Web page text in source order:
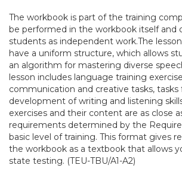
The workbook is part of the training
be performed in the workbook itself and
students as independent work.The
have a uniform structure, which allows
an algorithm for mastering diverse
lesson includes language training
communication and creative tasks, tasks
development of writing and listening
exercises and their content are as close
requirements determined by the
basic level of training. This format gives
the workbook as a textbook that allows
state testing. (TEU-TBU/A1-A2)